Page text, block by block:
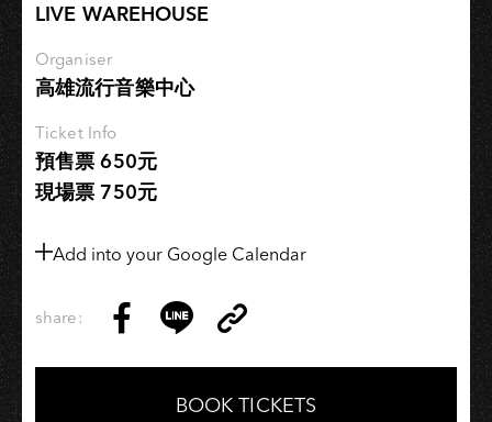
LIVE WAREHOUSE
Organiser
高雄流行音樂中心
Ticket Info
預售票 650元
現場票 750元
Add into your Google Calendar
share:
on
Facebook
on
LINE
Link
Copy
BOOK TICKETS